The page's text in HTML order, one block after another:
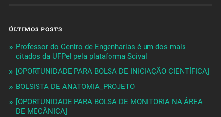
ÚLTIMOS POSTS
Professor do Centro de Engenharias é um dos mais
citados da UFPel pela plataforma Scival
[OPORTUNIDADE PARA BOLSA DE INICIAÇÃO CIENTÍFICA]
BOLSISTA DE ANATOMIA_PROJETO
[OPORTUNIDADE PARA BOLSA DE MONITORIA NA ÁREA
DE MECÂNICA]